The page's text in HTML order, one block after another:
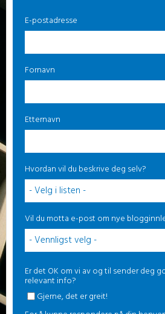
E-postadresse
Fornavn
Etternavn
Hvordan vil du beskrive deg selv?
Vil du motta e-post om nye
Er det OK om vi av og til sender deg
relevant info?
Gjerne, det er greit!